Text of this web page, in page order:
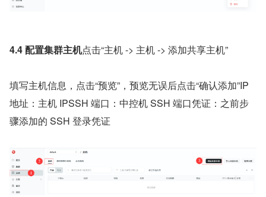
4.4 配置集群主机点击“主机 -> 主机 -> 添加共享主机”
填写主机信息，点击“预览”，预览无误后点击“确认添加”IP
地址：主机 IPSSH 端口：中控机 SSH 端口凭证：之前步
骤添加的 SSH 登录凭证